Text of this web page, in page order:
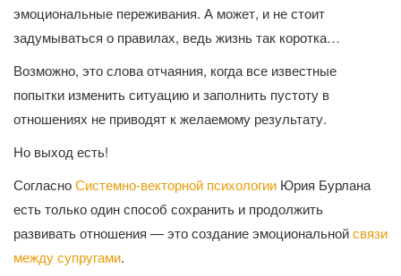
эмоциональные переживания. А может, и не стоит
задумываться о правилах, ведь жизнь так коротка…
Возможно, это слова отчаяния, когда все известные
попытки изменить ситуацию и заполнить пустоту в
отношениях не приводят к желаемому результату.
Но выход есть!
СогласноСистемно-векторной психологии Юрия Бурлана
есть только один способ сохранить и продолжить
развивать отношения — это создание эмоциональнойсвязи
между супругами.